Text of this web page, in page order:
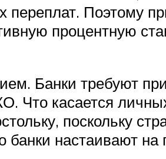
Поэтому
процентную
Банки требуют
Что касается
поскольку
настаивают на